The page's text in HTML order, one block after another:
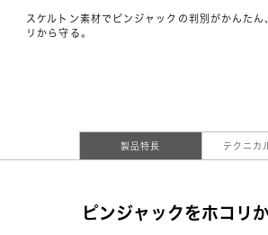
スケルトン素材でピンジャックの判別がかんたん
リから守る。
製品特長 テクニカ
ピンジャックをホコリ